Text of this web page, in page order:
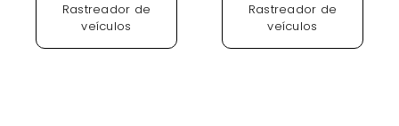
Rastreador de
veículos
Rastreador de
veículos